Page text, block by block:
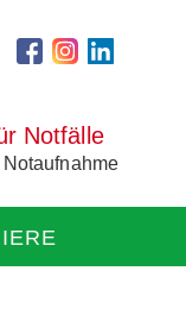
Notfälle